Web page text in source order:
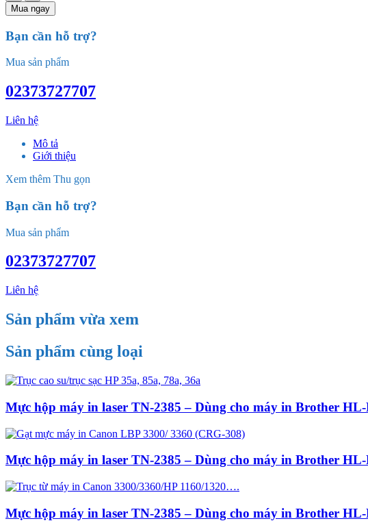
Mua ngay
Bạn cần hỗ trợ?
Mua sản phẩm
02373727707
Liên hệ
Mô tả
Giới thiệu
Xem thêm Thu gọn
Bạn cần hỗ trợ?
Mua sản phẩm
02373727707
Liên hệ
Sản phẩm vừa xem
Sản phẩm cùng loại
Mực hộp máy in laser TN-2385 – Dùng cho máy in Brother
Mực hộp máy in laser TN-2385 – Dùng cho máy in Brother
Mực hộp máy in laser TN-2385 – Dùng cho máy in Brother